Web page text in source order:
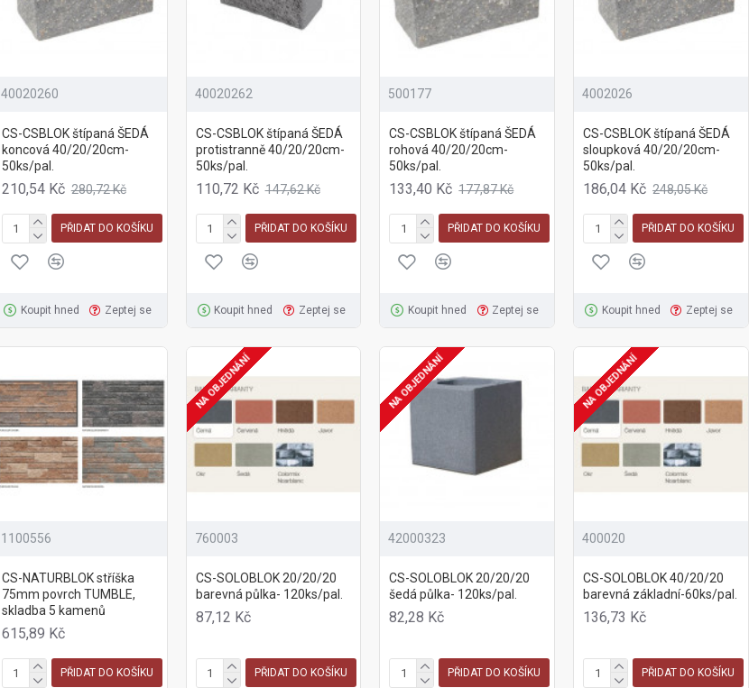
40020260
CS-CSBLOK štípaná ŠEDÁ
koncová 40/20/20cm-
50ks/pal.
210,54 Kč 280,72 Kč
PŘIDAT DO KOŠÍKU
Koupit hned Zeptej se
40020262
CS-CSBLOK štípaná ŠEDÁ
protistranně 40/20/20cm-
50ks/pal.
110,72 Kč 147,62 Kč
PŘIDAT DO KOŠÍKU
Koupit hned Zeptej se
500177
CS-CSBLOK štípaná ŠEDÁ
rohová 40/20/20cm-
50ks/pal.
133,40 Kč 177,87 Kč
PŘIDAT DO KOŠÍKU
Koupit hned Zeptej se
4002026
CS-CSBLOK štípaná ŠEDÁ
sloupková 40/20/20cm-
50ks/pal.
186,04 Kč 248,05 Kč
PŘIDAT DO KOŠÍKU
Koupit hned Zeptej se
1100556
CS-NATURBLOK stříška
75mm povrch TUMBLE,
skladba 5 kamenů
615,89 Kč
PŘIDAT DO KOŠÍKU
NA OBJEDNÁNÍ
760003
CS-SOLOBLOK 20/20/20
barevná půlka- 120ks/pal.
87,12 Kč
PŘIDAT DO KOŠÍKU
NA OBJEDNÁNÍ
42000323
CS-SOLOBLOK 20/20/20
šedá půlka- 120ks/pal.
82,28 Kč
PŘIDAT DO KOŠÍKU
NA OBJEDNÁNÍ
400020
CS-SOLOBLOK 40/20/20
barevná základní-60ks/pal.
136,73 Kč
PŘIDAT DO KOŠÍKU